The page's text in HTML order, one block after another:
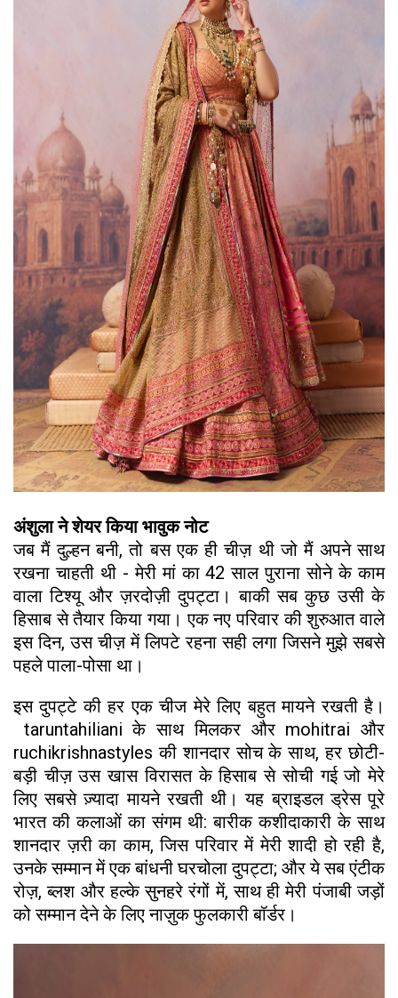
अंशुला ने शेयर किया भावुक नोट
जब मैं दुल्हन बनी, तो बस एक ही चीज़ थी जो मैं अपने साथ
रखना चाहती थी - मेरी मां का 42 साल पुराना सोने के काम
वाला टिश्यू और ज़रदोज़ी दुपट्टा। बाकी सब कुछ उसी के
हिसाब से तैयार किया गया। एक नए परिवार की शुरुआत वाले
इस दिन, उस चीज़ में लिपटे रहना सही लगा जिसने मुझे सबसे
पहले पाला-पोसा था।
इस दुपट्टे की हर एक चीज मेरे लिए बहुत मायने रखती है।
taruntahiliani के साथ मिलकर और mohitrai और
ruchikrishnastyles की शानदार सोच के साथ, हर छोटी-
बड़ी चीज़ उस खास विरासत के हिसाब से सोची गई जो मेरे
लिए सबसे ज़्यादा मायने रखती थी। यह ब्राइडल ड्रेस पूरे
भारत की कलाओं का संगम थी: बारीक कशीदाकारी के साथ
शानदार ज़री का काम, जिस परिवार में मेरी शादी हो रही है,
उनके सम्मान में एक बांधनी घरचोला दुपट्टा; और ये सब एंटीक
रोज़, ब्लश और हल्के सुनहरे रंगों में, साथ ही मेरी पंजाबी जड़ों
को सम्मान देने के लिए नाज़ुक फुलकारी बॉर्डर।